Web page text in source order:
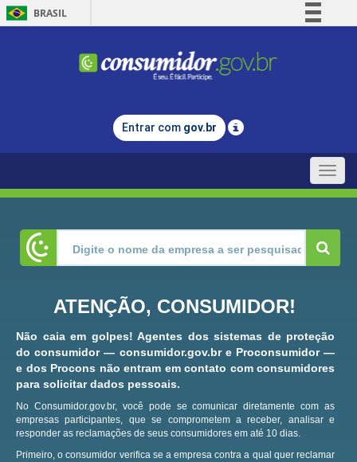
BRASIL
Comunica BR
Legislação
Entrar com gov.br
Toggle
ATENÇÃO, CONSUMIDOR!
Não caia em golpes! Agentes dos sistemas de proteção
do consumidor — consumidor.gov.br e Proconsumidor —
e dos Procons não entram em contato com consumidores
para solicitar dados pessoais.
No Consumidor.gov.br, você pode se comunicar diretamente com as
empresas participantes, que se comprometem a receber, analisar e
responder as reclamações de seus consumidores em até 10 dias.
Primeiro, o consumidor verifica se a empresa contra a qual quer reclamar